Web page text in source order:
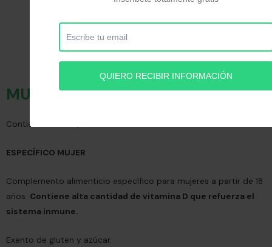
MULTIVITAMÍNICO MUJER
Contiene 90 comprimidos.
ESPECÍFICO MUJER
Complemento alimenticio específico para mujeres a partir de 18
años. Contiene alta cantidad de vitamina D que refuerza el
sistema inmune.
Exento de gluten y azúcar.